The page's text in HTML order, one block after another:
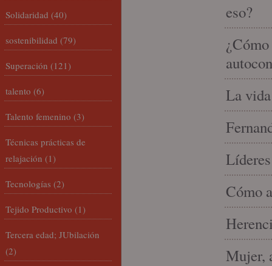
eso?
La
Cómo
Mujer,
Solidaridad (40)
sostenibilidad (79)
Superación (121)
talento (6)
Talento femenino (3)
Técnicas prácticas de
relajación (1)
Tecnologías (2)
Tejido Productivo (1)
Tercera edad; JUbilación
(2)